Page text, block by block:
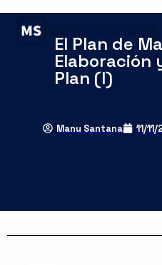
El Plan de
Elaboración
Plan (I)
Manu Santana 11/